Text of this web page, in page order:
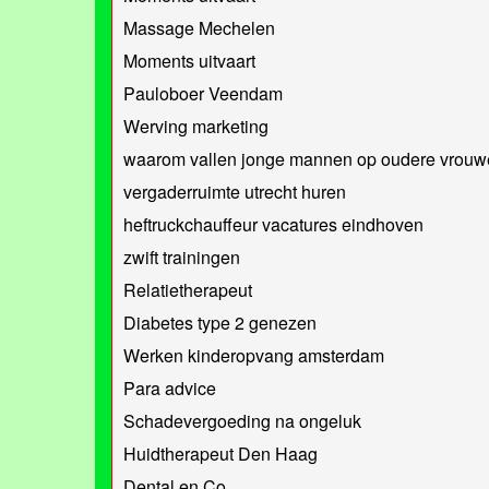
Massage Mechelen
Moments uitvaart
Pauloboer Veendam
Werving marketing
waarom vallen jonge mannen op oudere
vergaderruimte utrecht huren
heftruckchauffeur vacatures eindhoven
zwift trainingen
Relatietherapeut
Diabetes type 2 genezen
Werken kinderopvang amsterdam
Para advice
Schadevergoeding na ongeluk
Huidtherapeut Den Haag